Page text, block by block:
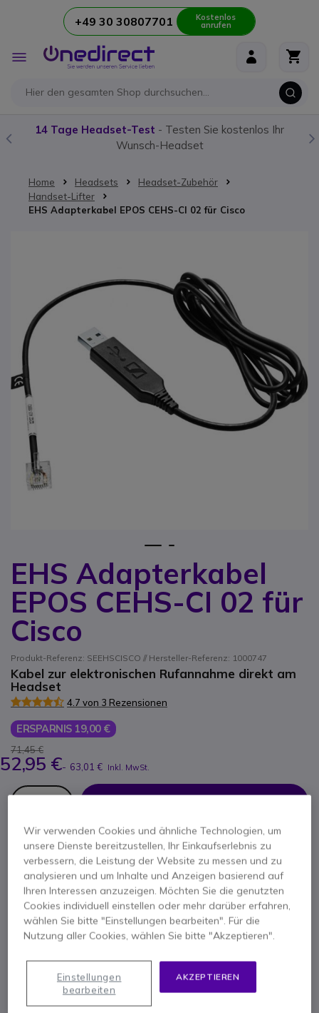
Zum Inhalt springen+49 30 30807701 Kostenlos
anrufen
Navigation
umschalten
14 Tage Headset-Test - Testen Sie kostenlos Ihr
Wunsch-Headset
Home Headsets
Headset-Zubehör
Handset-Lifter
EHS Adapterkabel EPOS CEHS-CI 02 für Cisco
EHS Adapterkabel
EPOS CEHS-CI 02 für
Cisco
Produkt-Referenz: SEEHSCISCO // Hersteller-Referenz: 1000747
Kabel zur elektronischen Rufannahme direkt am
Headset
4.7 von 3 Rezensionen
ERSPARNIS 19,00 €
71,45 €
52,95 €- 63,01 € Inkl. MwSt.
Anzahl
ANGEBOT IN 4 STUNDEN
8 Produkte auf Lager Lieferung: 24/48 Std.
64 Produkte im Plattformbestand
Lieferung:5-7 Tage
Zum Anfang der Bildgalerie springen
Wir verwenden Cookies und ähnliche Technologien, um
unsere Dienste bereitzustellen, Ihr Einkaufserlebnis zu
verbessern, die Leistung der Website zu messen und zu
analysieren und um Inhalte und Anzeigen basierend auf
Ihren Interessen anzuzeigen. Möchten Sie die genutzten
Cookies individuell einstellen oder mehr darüber erfahren,
wählen Sie bitte "Einstellungen bearbeiten". Für die
Nutzung aller Cookies, wählen Sie bitte "Akzeptieren".
AKZEPTIEREN
Einstellungen
bearbeiten